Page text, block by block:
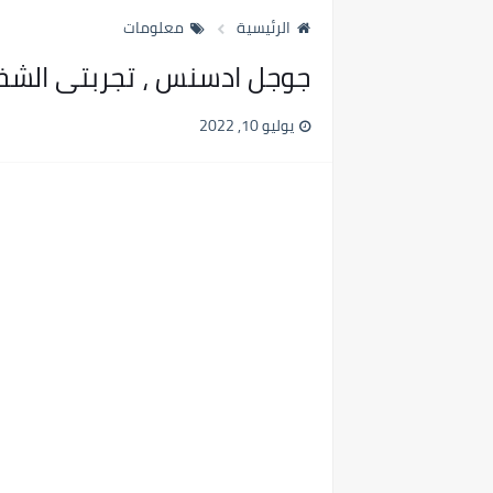
الرئيسية معلومات
جوجل ادسنس ، تجربتى
يوليو 10, 2022